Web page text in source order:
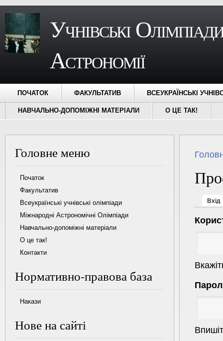
Учнівські
Астрономії
ПОЧАТОК ФАКУЛЬТАТИВ ВСЕУКРАЇНСЬКІ
НАВЧАЛЬНО-ДОПОМІЖНІ МАТЕРІАЛИ О ЦЕ ТАК!
Головне меню
Початок
Факультатив
Всеукраїнські учнівські олімпіади
Міжнародні Астрономічні Олімпіади
Навчально-допоміжні матеріали
О це так!
Контакти
Нормативно-правова база
Накази
Нове на сайті
Ви є
Вхід